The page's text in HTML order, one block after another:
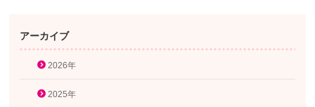
アーカイブ
2026年
2025年